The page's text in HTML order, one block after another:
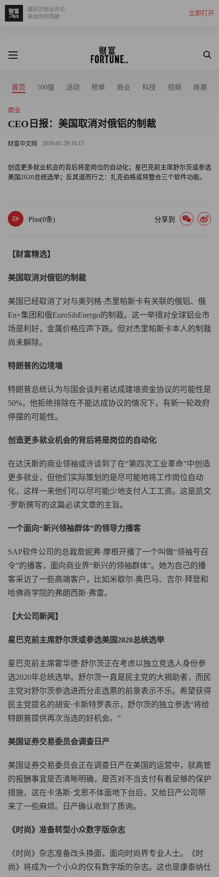
立即打开
最好的商业评论
来自你的洞察
首页 500强 活动 榜单 商业 科技 视频 商潮
商业
CEO日报：美国取消对俄铝的制裁
财富中文网 2019-01-29 16:15
创造更多就业机会的背后将是岗位的自动化；星巴克前主席舒尔茨或参选
美国2020总统选举；反其道而行之：扎克伯格或将整合三个软件功能。
Plus(0条) 分享到
【财富精选】
美国取消对俄铝的制裁
美国已经取消了对与奥列格·杰里帕斯卡有关联的俄铝、俄
En+集团和俄EuroSibEnergo的制裁。这一举措对全球铝业市
场是利好，金属价格应声下跌。但对杰里帕斯卡本人的制裁
尚未解除。
特朗普的边境墙
特朗普总统认为与国会谈判者达成建墙资金协议的可能性是
50%，他拒绝排除在不能达成协议的情况下，有新一轮政府
停摆的可能性。
创造更多就业机会的背后将是岗位的自动化
在达沃斯的商业领袖或许谈到了在“第四次工业革命”中创造
更多就业，但他们实际策划的是尽可能地将工作岗位自动
化，这样一来他们可以尽可能少地支付人工工资。这是凯文
·罗斯撰写的这篇必读文章的主旨。
一个面向“新兴领袖群体”的领导力播客
SAP软件公司的总裁詹妮弗·摩根开播了一个叫做“领袖号召
令”的播客，面向商业界“新兴的领袖群体”。她为自己的播
客采访了一些高端客户，比如米歇尔·奥巴马、吉尔·拜登和
哈佛商学院的弗朗西斯·弗雷。
【大公司新闻】
星巴克前主席舒尔茨或参选美国2020总统选举
星巴克前主席霍华德·舒尔茨正在考虑以独立竞选人身份参
选2020年总统选举。舒尔茨一直是民主党的大捐助者，而民
主党对舒尔茨参选进而分走选票的前景表示不乐。希望获得
民主党提名的胡安·卡斯特罗表示，舒尔茨的独立参选“将给
特朗普提供再次当选的好机会。”
美国证券交易委员会调查日产
美国证券交易委员会正在调查日产在美国的运营中，就高管
的报酬事宜是否清晰明确，是否对不当支付有着足够的保护
措施，这在卡洛斯·戈恩不体面地下台后，又给日产公司带
来了一些麻烦。日产确认收到了质询。
《时尚》准备转型小众数字版杂志
《时尚》杂志准备改头换面，面向时尚界专业人士。《时
尚》将成为一个小众的仅有数字版的杂志。这也是康泰纳仕